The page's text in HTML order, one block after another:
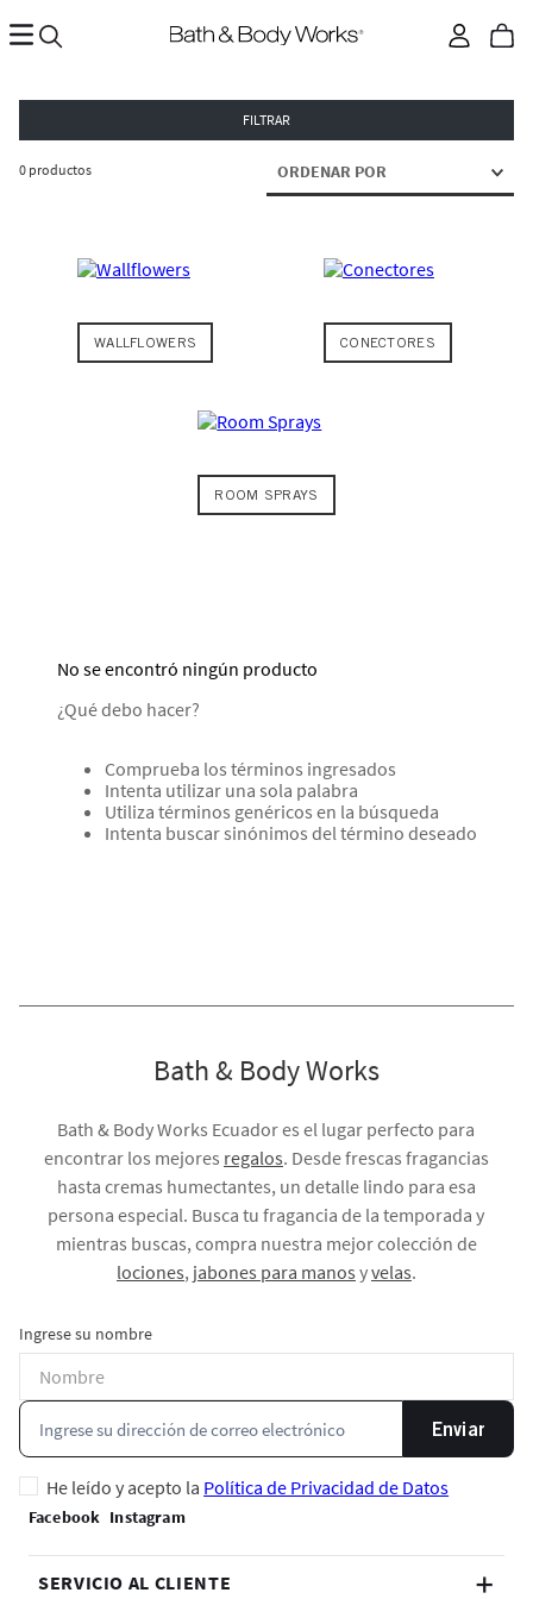
FILTRAR
0 productos ORDENAR POR
WALLFLOWERS CONECTORES
ROOM SPRAYS
No se encontró ningún producto
¿Qué debo hacer?
Comprueba los términos ingresados
Intenta utilizar una sola palabra
Utiliza términos genéricos en la búsqueda
Intenta buscar sinónimos del término deseado
Bath & Body Works
Bath & Body Works Ecuador es el lugar perfecto para
encontrar los mejores regalos. Desde frescas fragancias
hasta cremas humectantes, un detalle lindo para esa
persona especial. Busca tu fragancia de la temporada y
mientras buscas, compra nuestra mejor colección de
lociones, jabones para manos yvelas.
Ingrese su nombre
Enviar
He leído y acepto la Política de Privacidad de Datos
SERVICIO AL CLIENTE